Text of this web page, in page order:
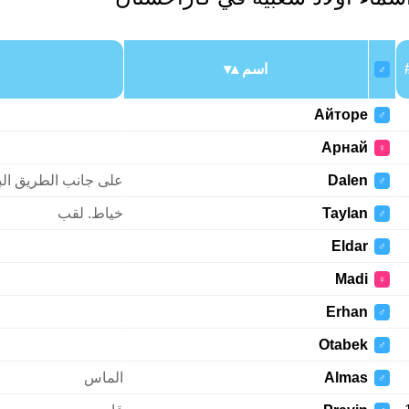
♂ اسم
♂
Айторе
♀
Арнай
♂
Dalen على جانب الطريق
♂
Taylan خياط. لقب
♂
Eldar
♀
Madi
♂
Erhan
♂
Otabek
♂
Almas الماس